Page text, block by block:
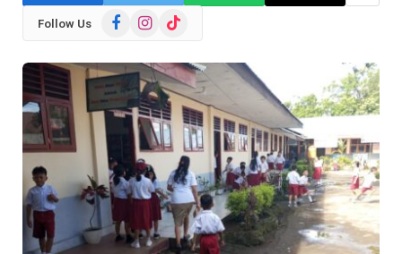
Follow Us FacebookInstagram
TikTok